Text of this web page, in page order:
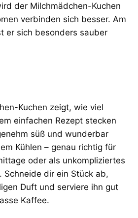
der Milchmädchen-Kuchen
verbinden sich besser. Am
er sich besonders sauber
Kuchen zeigt, wie viel
einfachen Rezept stecken
süß und wunderbar
Kühlen – genau richtig für
oder als unkompliziertes
Schneide dir ein Stück ab,
Duft und serviere ihn gut
Kaffee.